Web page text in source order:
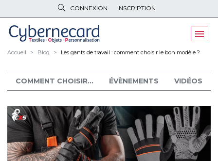
CONNEXION INSCRIPTION
VÊTEMENTSDE TRAVAIL
VÊTEMENTS D'IMAGE
PARAPLUIES& BAGAGERIE
OBJETS& HIGH-TECH
PELUCHES& GOODIES
LINGE DE MAISON
NOUVEAUTÉS
Accueil Blog Les gants de travail : comment choisir le bon modèle ?
COMMENT CHOISIR... ÉVÈNEMENTS VIDÉOS